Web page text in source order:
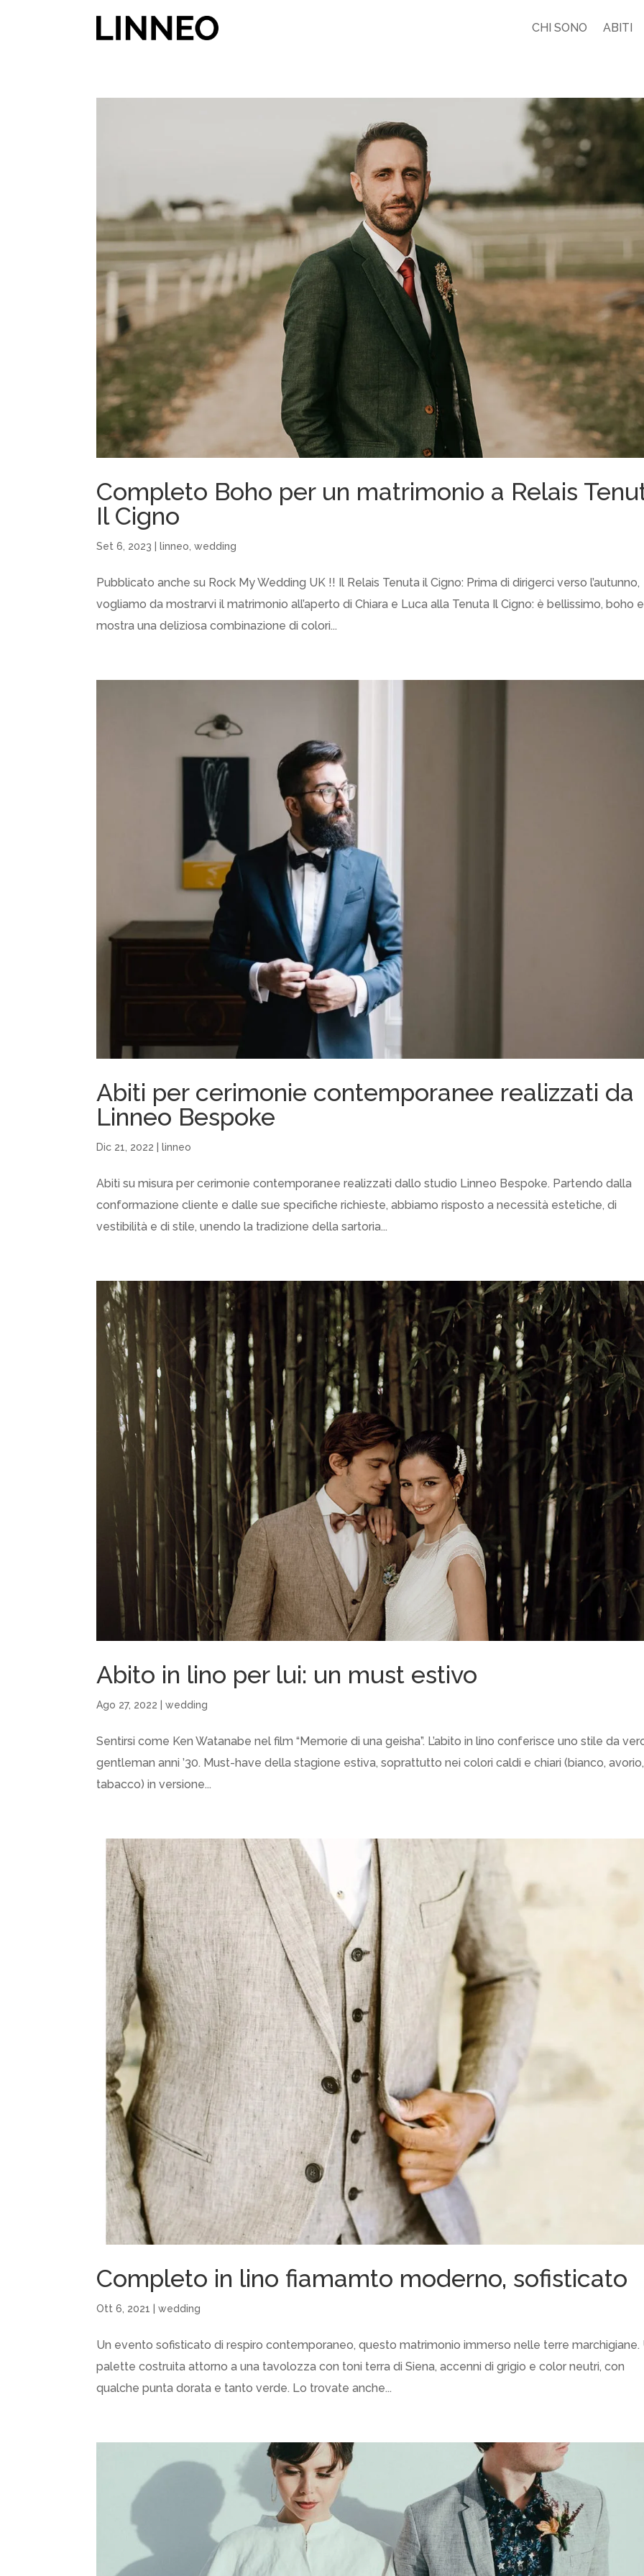
CHI SONO ABITI
Completo Boho per un matrimonio a Relais
Il Cigno
Set 6, 2023 linneo ,wedding
Pubblicato anche su Rock My Wedding UK !! Il Relais Tenuta il Cigno: Prima di dirigerci verso l’autunno,
vogliamo da mostrarvi il matrimonio all’aperto di Chiara e Luca alla Tenuta Il Cigno: è bellissimo, boho e
mostra una deliziosa combinazione di colori...
Abiti per cerimonie contemporanee realizzati da
Linneo Bespoke
Dic 21, 2022 |linneo
Abiti su misura per cerimonie contemporanee realizzati dallo studio Linneo Bespoke. Partendo dalla
conformazione cliente e dalle sue specifiche richieste, abbiamo risposto a necessità estetiche, di
vestibilità e di stile, unendo la tradizione della sartoria...
Abito in lino per lui: un must estivo
Ago 27, 2022 |wedding
Sentirsi come Ken Watanabe nel film “Memorie di una geisha”. L’abito in lino conferisce uno stile da
gentleman anni ’30. Must-have della stagione estiva, soprattutto nei colori caldi e chiari (bianco, avorio,
tabacco) in versione...
Completo in lino fiamamto moderno, sofisticato
Ott 6, 2021 |wedding
Un evento sofisticato di respiro contemporaneo, questo matrimonio immerso nelle terre marchigiane.
palette costruita attorno a una tavolozza con toni terra di Siena, accenni di grigio e color neutri, con
qualche punta dorata e tanto verde. Lo trovate anche...